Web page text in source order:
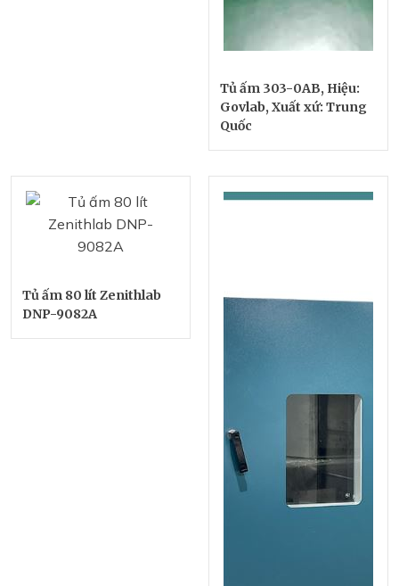
Tủ ấm 303-0AB, Hiệu:
Govlab, Xuất xứ: Trung
Quốc
Tủ ấm 80 lít Zenithlab
DNP-9082A